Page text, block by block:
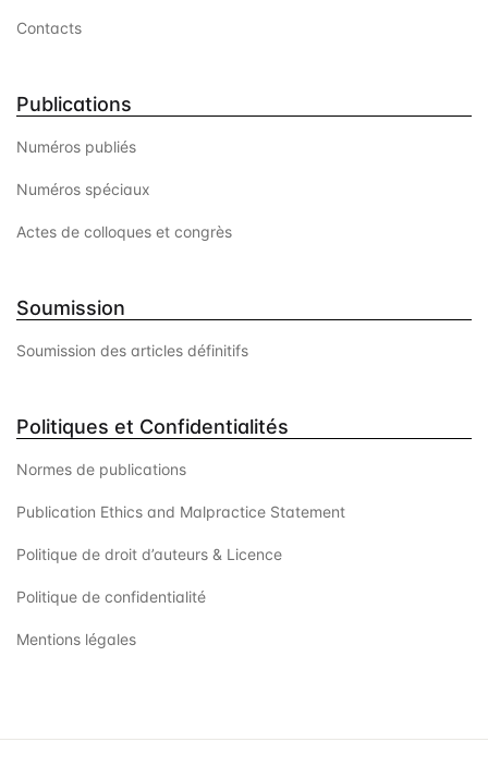
Contacts
Publications
Numéros publiés
Numéros spéciaux
Actes de colloques et congrès
Soumission
Soumission des articles définitifs
Politiques et Confidentialités
Normes de publications
Publication Ethics and Malpractice Statement
Politique de droit d’auteurs & Licence
Politique de confidentialité
Mentions légales